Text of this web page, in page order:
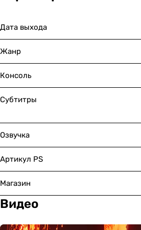
Дата выхода
Жанр
Консоль
Субтитры
Озвучка
Артикул PS
Магазин
Видео